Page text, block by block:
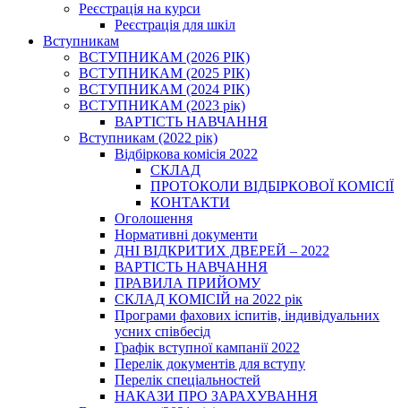
Реєстрація на курси
Реєстрація для шкіл
Вступникам
ВСТУПНИКАМ (2026 РІК)
ВСТУПНИКАМ (2025 РІК)
ВСТУПНИКАМ (2024 РІК)
ВСТУПНИКАМ (2023 рік)
ВАРТІСТЬ НАВЧАННЯ
Вступникам (2022 рік)
Відбіркова комісія 2022
СКЛАД
ПРОТОКОЛИ ВІДБІРКОВОЇ КОМІСІЇ
КОНТАКТИ
Оголошення
Нормативні документи
ДНІ ВІДКРИТИХ ДВЕРЕЙ – 2022
ВАРТІСТЬ НАВЧАННЯ
ПРАВИЛА ПРИЙОМУ
СКЛАД КОМІСІЙ на 2022 рік
Програми фахових іспитів, індивідуальних
усних співбесід
Графік вступної кампанії 2022
Перелік документів для вступу
Перелік спеціальностей
НАКАЗИ ПРО ЗАРАХУВАННЯ